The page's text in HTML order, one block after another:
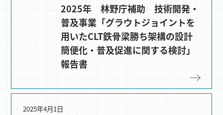
2025年 林野庁補助 技術開発・
普及事業「グラウトジョイントを
用いたCLT鉄骨梁勝ち架構の設計
簡便化・普及促進に関する検討」
報告書
2025年4月1日